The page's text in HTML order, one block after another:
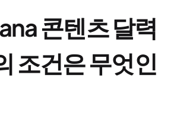
콘텐츠 달력
조건은 무엇인